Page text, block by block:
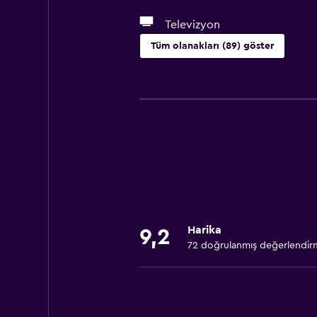
Televizyon
Tüm olanakları (89) göster
Aile odaları
Solaryum
9,2 Harika
72 doğrulanmış